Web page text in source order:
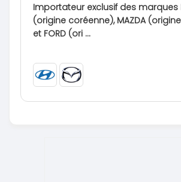
Importateur exclusif des marques
(origine coréenne), MAZDA
et FORD (ori ...